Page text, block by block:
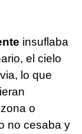
insuflaba
el cielo
lo que
o
no cesaba y